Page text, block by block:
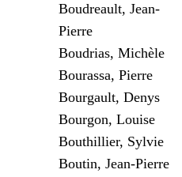
Boudreault, Jean-
Pierre
Boudrias, Michèle
Bourassa, Pierre
Bourgault, Denys
Bourgon, Louise
Bouthillier, Sylvie
Boutin, Jean-Pierre